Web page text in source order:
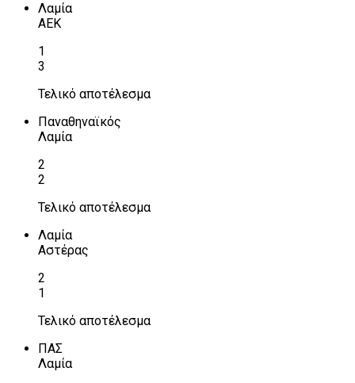
Λαμία
ΑΕΚ
1
3
Τελικό αποτέλεσμα
Παναθηναϊκός
Λαμία
2
2
Τελικό αποτέλεσμα
Λαμία
Αστέρας
2
1
Τελικό αποτέλεσμα
ΠΑΣ
Λαμία